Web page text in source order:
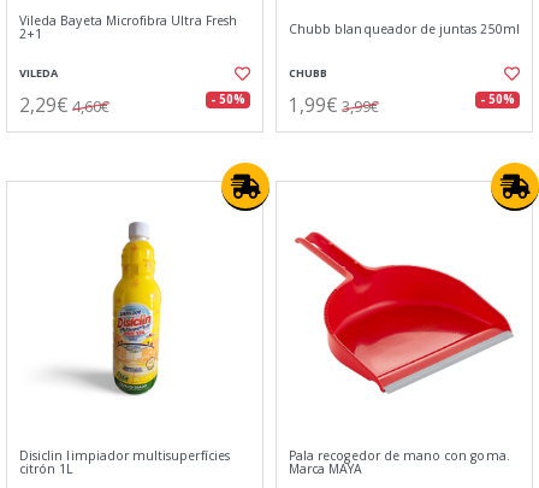
Vileda Bayeta Microfibra Ultra Fresh
2+1
VILEDA
2,29€ 4,60€ - 50%
Chubb blanqueador de juntas 250ml
CHUBB
1,99€ 3,99€ - 50%
Disiclin limpiador multisuperfícies
citrón 1L
Pala recogedor de mano con goma.
Marca MAYA